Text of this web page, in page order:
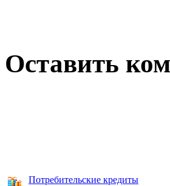
Оставить
Потребительские кредиты